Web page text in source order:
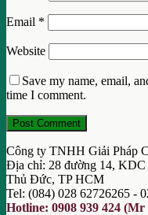
Email *
Website
Save my name, email,
time I comment.
Công ty TNHH Giải Pháp
Địa chỉ: 28 đường 14, KDC
Thủ Đức, TP HCM
Tel: (084) 028 62726265 -
Hotline: 0908 939 424